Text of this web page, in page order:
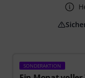
SONDERAKTION